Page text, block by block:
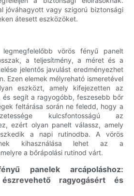
jóváhagyott vagy szigorú biztonsági
átesett eszközöket.
vörös fényű panelt
a teljesítmény, a méret és a
jelentős javulást eredményezhet
Ezen elemek mélyreható ismeretével
eszközt, amely kifejezetten az
és segít a ragyogóbb, feszesebb bőr
feltárása során ne feledd, hogy a
kulcsfontosságú az
ezért olyan panelt válassz, amely
a napi rutinodba. A vörös
kihasználása lehet az a
a bőrápolási rutinod várt.
panelek arcápoláshoz:
ragyogásért és